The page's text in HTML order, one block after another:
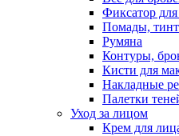
Фиксатор
Помады,
Румяна
Контуры,
Кисти для
Накладные
Палетки
Уход за лицом
Крем для